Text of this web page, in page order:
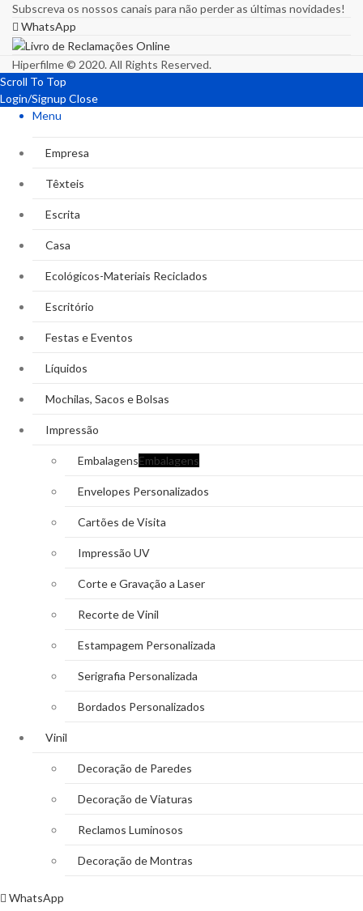
Subscreva os nossos canais para não perder as últimas novidades!
WhatsApp
Hiperfilme © 2020. All Rights Reserved.
Scroll To Top
Login/Signup Close
Menu
Empresa
Têxteis
Escrita
Casa
Ecológicos-Materiais Reciclados
Escritório
Festas e Eventos
Líquidos
Mochilas, Sacos e Bolsas
Impressão
EmbalagensEmbalagens
Envelopes Personalizados
Cartões de Visita
Impressão UV
Corte e Gravação a Laser
Recorte de Vinil
Estampagem Personalizada
Serigrafia Personalizada
Bordados Personalizados
Vinil
Decoração de Paredes
Decoração de Viaturas
Reclamos Luminosos
Decoração de Montras
WhatsApp